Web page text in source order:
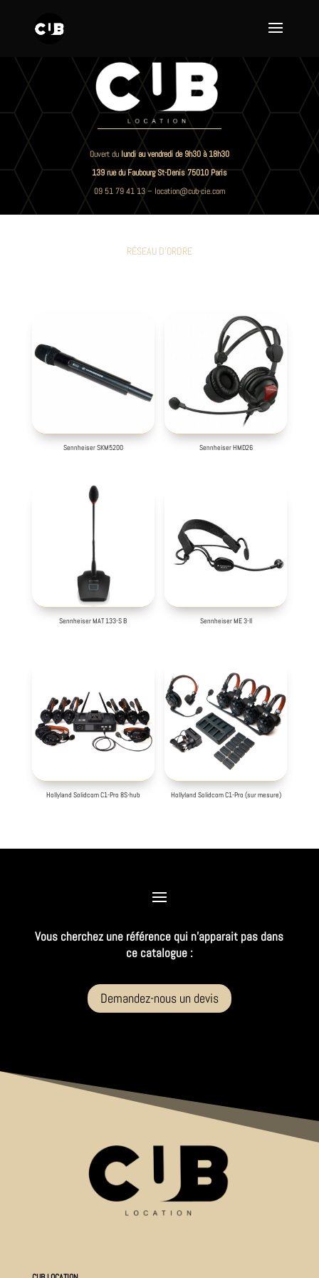
Ouvert du lundi au vendredi de 9h30 à 18h30
139 rue du Faubourg St-Denis 75010 Paris
09 51 79 41 13– location@cub-cie.com
RÉSEAU D'ORDRE
Sennheiser SKM5200 Sennheiser HMD26
Sennheiser MAT 133-S B Sennheiser ME 3-II
Hollyland Solidcom C1-Pro 8S-hub Hollyland Solidcom C1-Pro (sur mesure)
Vous cherchez une référence qui n’apparait pas dans
ce catalogue :
Demandez-nous un devis